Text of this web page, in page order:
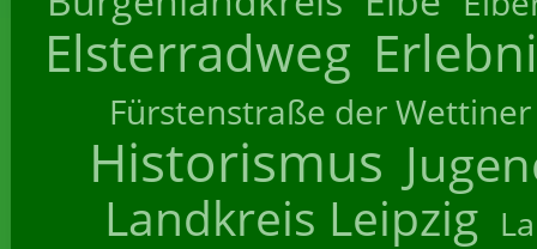
Elsterradweg
Fürstenstraße der Wettiner
Historismus
Landkreis Leipzig